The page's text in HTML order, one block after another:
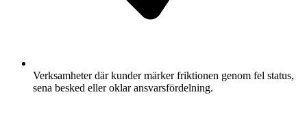
Verksamheter där kunder märker friktionen genom fel status,
sena besked eller oklar ansvarsfördelning.